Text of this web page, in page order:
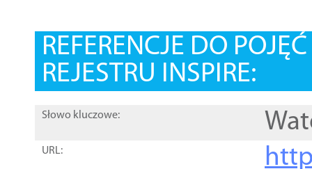
REFERENCJE DO
REJESTRU INSPIRE:
Słowo kluczowe:
URL: